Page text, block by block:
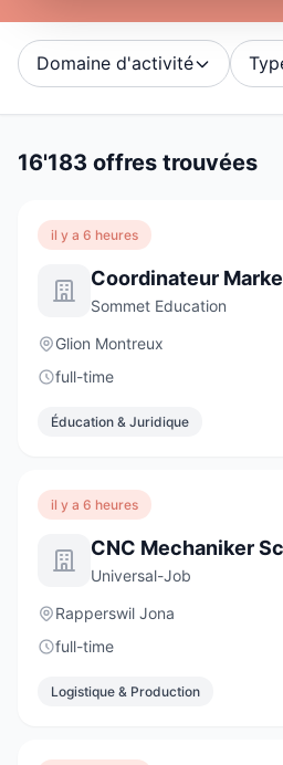
Domaine d'activité
16'183 offres trouvées
il y a 6 heures
Sommet Education
Glion Montreux
full-time
Éducation & Juridique
il y a 6 heures
Universal-Job
Rapperswil Jona
full-time
Logistique & Production